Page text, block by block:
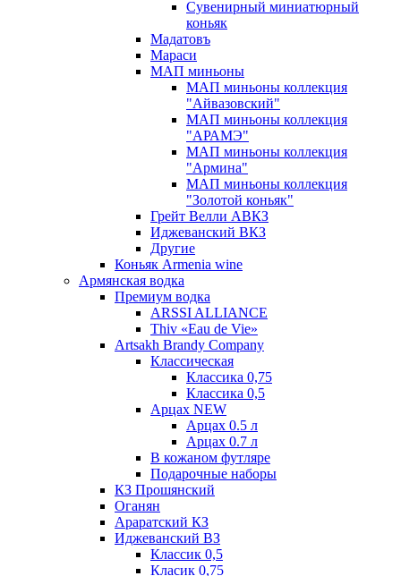
Сувенирный миниатюрный
коньяк
Мадатовъ
Мараси
МАП миньоны
МАП миньоны коллекция
"Айвазовский"
МАП миньоны коллекция
"АРАМЭ"
МАП миньоны коллекция
"Армина"
МАП миньоны коллекция
"Золотой коньяк"
Грейт Велли АВКЗ
Иджеванский ВКЗ
Другие
Коньяк Armenia wine
Армянская водка
Премиум водка
ARSSI ALLIANCE
Thiv «Eau de Vie»
Artsakh Brandy Company
Классическая
Классика 0,75
Классика 0,5
Арцах NEW
Арцах 0.5 л
Арцах 0.7 л
В кожаном футляре
Подарочные наборы
КЗ Прошянский
Оганян
Араратский КЗ
Иджеванский ВЗ
Классик 0,5
Класик 0,75